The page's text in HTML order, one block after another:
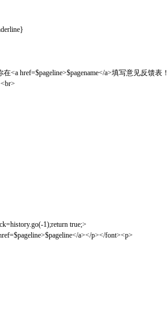
<a href=$pageline>$pagename</a>填写意见反馈表！
1);return true;>
a></p></font><p>